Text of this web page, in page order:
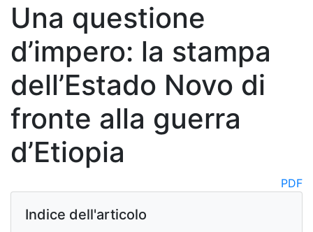
Una questione
d’impero: la stampa
dell’Estado Novo di
fronte alla guerra
d’Etiopia
PDF
Indice dell'articolo